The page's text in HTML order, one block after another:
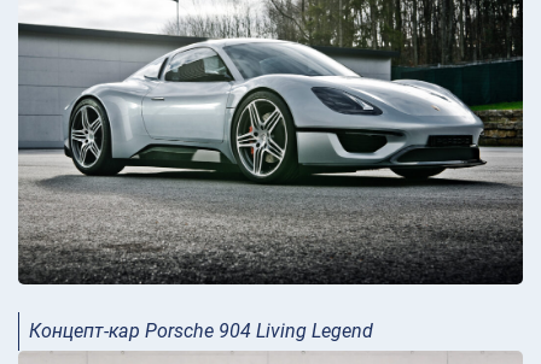
Концепт-кар Porsche 904 Living Legend